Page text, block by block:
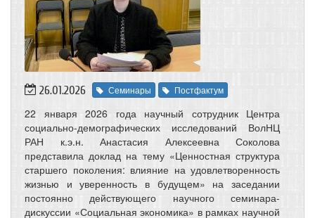
26.01.2026 Семинары Постфактум
22 января 2026 года научный сотрудник Центра
социально-демографических исследований ВолНЦ
РАН к.э.н. Анастасия Алексеевна Соколова
представила доклад на тему «Ценностная структура
старшего поколения: влияние на удовлетворенность
жизнью и уверенность в будущем» на заседании
постоянно действующего научного семинара-
дискуссии «Социальная экономика» в рамках научной